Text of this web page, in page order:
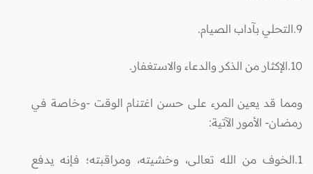
9.التحلي بآداب الصيام.
10.الإكثار من الذكر والدعاء والاستغفار.
ومما قد يعين المرء على حسن اغتنام الوقت -وخاصة في
رمضان- الأمور الآتية:
1.الخوف من الله تعالى، وخشيته، ومراقبته؛ فإنه يدفع